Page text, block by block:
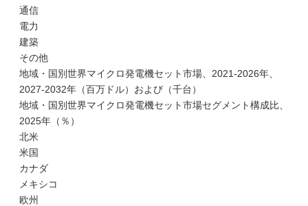
通信
電力
建築
その他
地域・国別世界マイクロ発電機セット市場、2021-2026年、
2027-2032年（百万ドル）および（千台）
地域・国別世界マイクロ発電機セット市場セグメント構成比、
2025年（％）
北米
米国
カナダ
メキシコ
欧州